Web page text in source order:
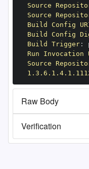
Source
Source
Build Config
Build Config
Build Trigger:
Run Invocation
Source
Raw Body
Verification